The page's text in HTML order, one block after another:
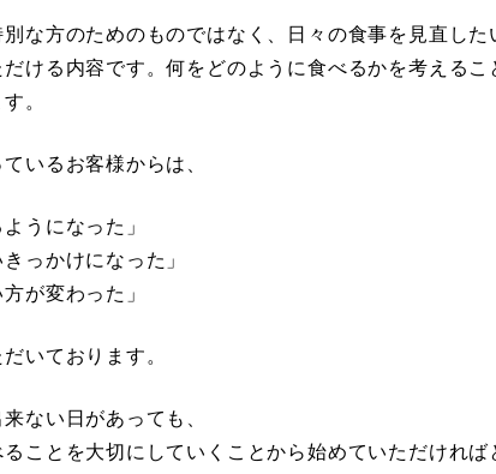
別な方のためのものではなく、日々の食事を見直し
ける内容です。何をどのように食べるかを考える
。
いるお客様からは、
うになった」
っかけになった」
が変わった」
いております。
ない日があっても、
ことを大切にしていくことから始めていただければ